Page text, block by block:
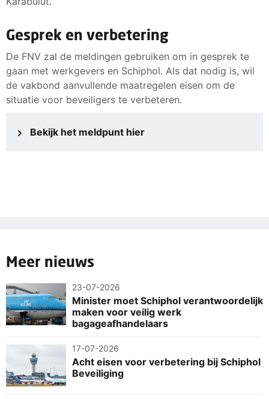
Gesprek en verbetering
De FNV zal de meldingen gebruiken om in gesprek te
gaan met werkgevers en Schiphol. Als dat nodig is, wil
de vakbond aanvullende maatregelen eisen om de
situatie voor beveiligers te verbeteren.
Bekijk het meldpunt hier
Meer nieuws
23-07-2026
Minister moet Schiphol verantwoordelijk
maken voor veilig werk
bagageafhandelaars
17-07-2026
Acht eisen voor verbetering bij Schiphol
Beveiliging